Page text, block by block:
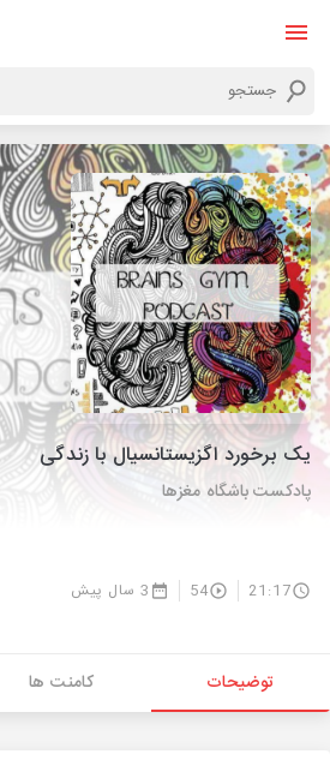
یک برخورد اگزیستانسیال با زندگی
پادکست باشگاه مغزها
21:17
54 3 سال پیش
توضیحات کامنت ها